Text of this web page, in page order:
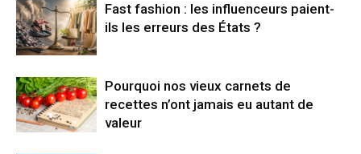
Fast fashion : les influenceurs paient-
ils les erreurs des États ?
Pourquoi nos vieux carnets de
recettes n’ont jamais eu autant de
valeur